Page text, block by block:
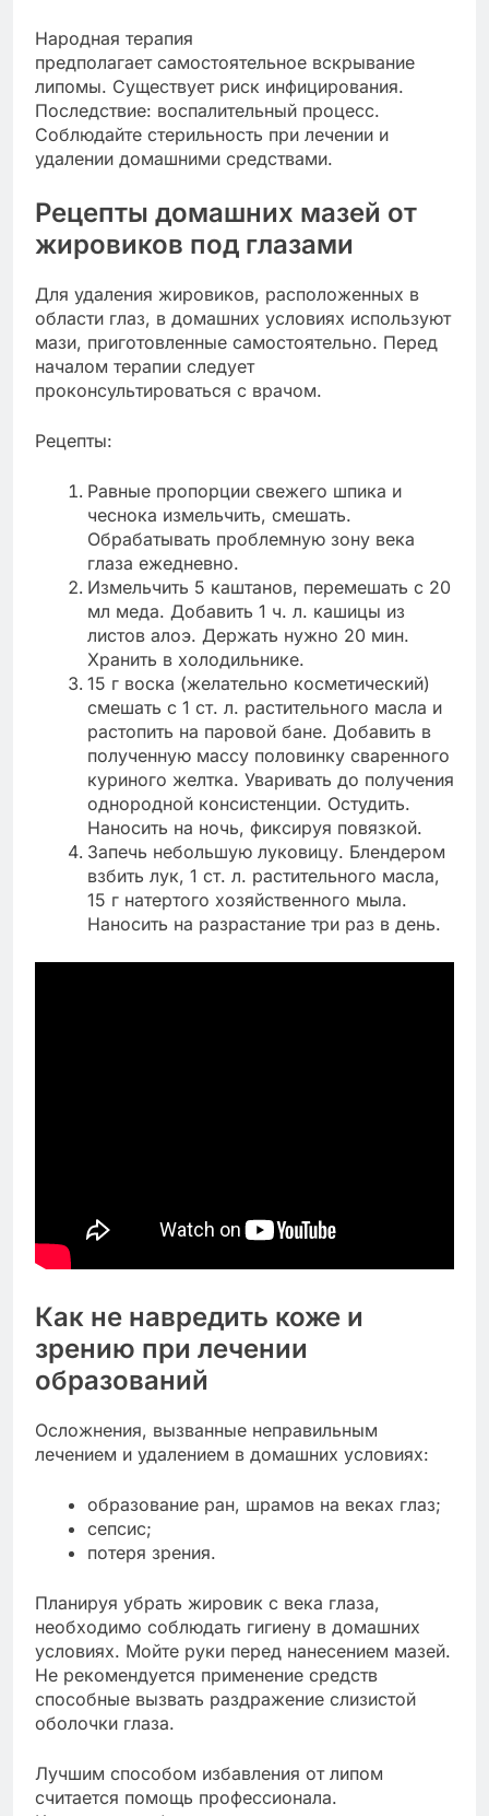
Народная терапия
предполагает самостоятельное вскрывание
липомы. Существует риск инфицирования.
Последствие: воспалительный процесс.
Соблюдайте стерильность при лечении и
удалении домашними средствами.
Рецепты домашних мазей от
жировиков под глазами
Для удаления жировиков, расположенных в
области глаз, в домашних условиях используют
мази, приготовленные самостоятельно. Перед
началом терапии следует
проконсультироваться с врачом.
Рецепты:
Равные пропорции свежего шпика и
чеснока измельчить, смешать.
Обрабатывать проблемную зону века
глаза ежедневно.
Измельчить 5 каштанов, перемешать с 20
мл меда. Добавить 1 ч. л. кашицы из
листов алоэ. Держать нужно 20 мин.
Хранить в холодильнике.
15 г воска (желательно косметический)
смешать с 1 ст. л. растительного масла и
растопить на паровой бане. Добавить в
полученную массу половинку сваренного
куриного желтка. Уваривать до получения
однородной консистенции. Остудить.
Наносить на ночь, фиксируя повязкой.
Запечь небольшую луковицу. Блендером
взбить лук, 1 ст. л. растительного масла,
15 г натертого хозяйственного мыла.
Наносить на разрастание три раз в день.
Как не навредить коже и
зрению при лечении
образований
Осложнения, вызванные неправильным
лечением и удалением в домашних условиях:
образование ран, шрамов на веках глаз;
сепсис;
потеря зрения.
Планируя убрать жировик с века глаза,
необходимо соблюдать гигиену в домашних
условиях. Мойте руки перед нанесением мазей.
Не рекомендуется применение средств
способные вызвать раздражение слизистой
оболочки глаза.
Лучшим способом избавления от липом
считается помощь профессионала.